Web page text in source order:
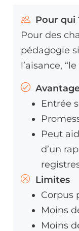
Pour qui
Pour des
pédagogie
l’aisance,
Entrée
Peut
d’un
Limites
Corpus
Moins
Moins